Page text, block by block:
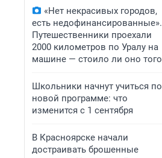
«Нет некрасивых городов,
есть недофинансированные».
Путешественники проехали
2000 километров по Уралу на
машине — стоило ли оно того
Школьники начнут учиться по
новой программе: что
изменится с 1 сентября
В Красноярске начали
достраивать брошенные